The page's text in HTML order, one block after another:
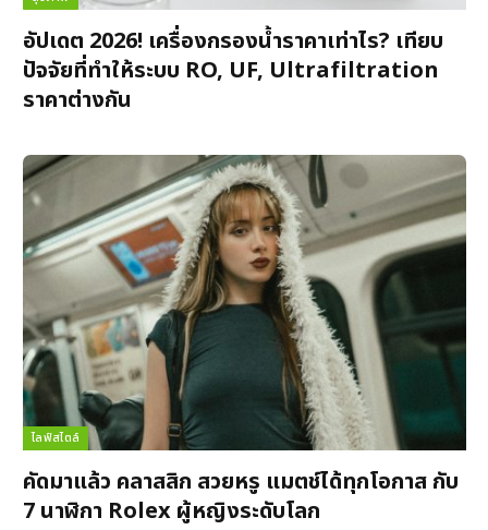
อัปเดต 2026! เครื่องกรองน้ำราคาเท่าไร? เทียบ
ปัจจัยที่ทำให้ระบบ RO, UF, Ultrafiltration
ราคาต่างกัน
ไลฟ์สไตล์
คัดมาแล้ว คลาสสิก สวยหรู แมตช์ได้ทุกโอกาส กับ
7 นาฬิกา Rolex ผู้หญิงระดับโลก